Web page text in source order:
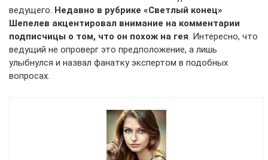
ведущего. Недавно в рубрике «Светлый конец»
Шепелев акцентировал внимание на комментарии
подписчицы о том, что он похож на гея. Интересно, что
ведущий не опроверг это предположение, а лишь
улыбнулся и назвал фанатку экспертом в подобных
вопросах.